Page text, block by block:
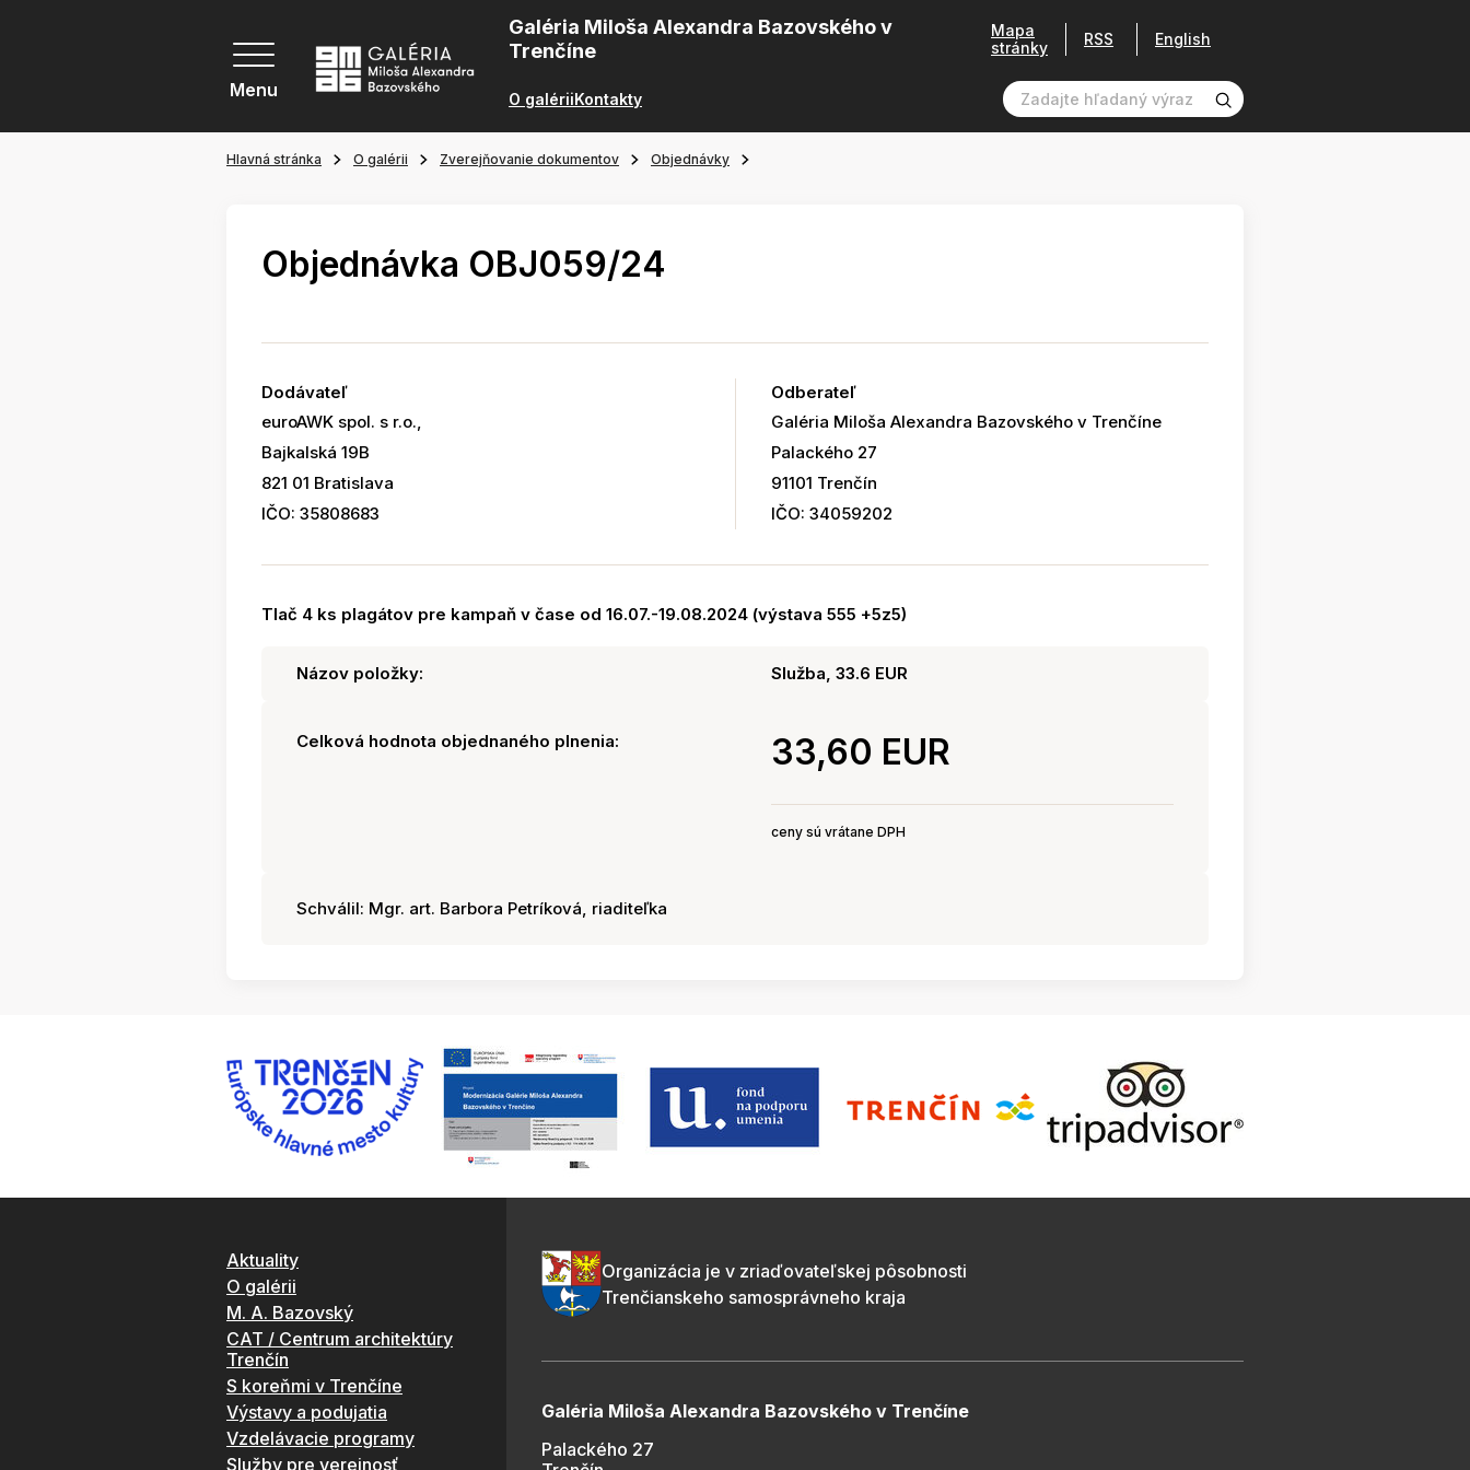
Menu
Galéria Miloša Alexandra Bazovského v
Trenčíne
O galériiKontakty
Mapa
stránky
RSS English
Hlavná stránka O galérii Zverejňovanie dokumentov Objednávky
Objednávka OBJ059/24
Dodávateľ
euroAWK spol. s r.o.,
Bajkalská 19B
821 01 Bratislava
IČO: 35808683
Odberateľ
Galéria Miloša Alexandra Bazovského v Trenčíne
Palackého 27
91101 Trenčín
IČO: 34059202
Tlač 4 ks plagátov pre kampaň v čase od 16.07.-19.08.2024 (výstava 555 +5z5)
Názov položky: Služba, 33.6 EUR
Celková hodnota objednaného plnenia: 33,60 EUR
ceny sú vrátane DPH
Schválil: Mgr. art. Barbora Petríková, riaditeľka
Aktuality
O galérii
M. A. Bazovský
CAT / Centrum architektúry
Trenčín
S koreňmi v Trenčíne
Výstavy a podujatia
Vzdelávacie programy
Služby pre verejnosť
Organizácia je v zriaďovateľskej pôsobnosti
Trenčianskeho samosprávneho kraja
Galéria Miloša Alexandra Bazovského v Trenčíne
Palackého 27